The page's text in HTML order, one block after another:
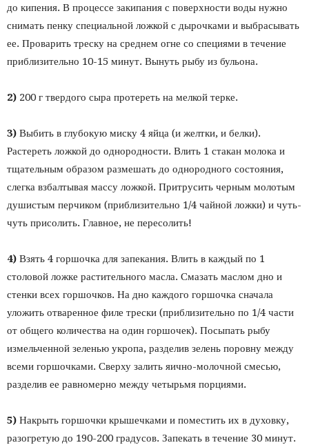
до кипения. В процессе закипания с поверхности воды нужно
снимать пенку специальной ложкой с дырочками и выбрасывать
ее. Проварить треску на среднем огне со специями в течение
приблизительно 10-15 минут. Вынуть рыбу из бульона.
2) 200 г твердого сыра протереть на мелкой терке.
3) Выбить в глубокую миску 4 яйца (и желтки, и белки).
Растереть ложкой до однородности. Влить 1 стакан молока и
тщательным образом размешать до однородного состояния,
слегка взбалтывая массу ложкой. Притрусить черным молотым
душистым перчиком (приблизительно 1/4 чайной ложки) и чуть-
чуть присолить. Главное, не пересолить!
4) Взять 4 горшочка для запекания. Влить в каждый по 1
столовой ложке растительного масла. Смазать маслом дно и
стенки всех горшочков. На дно каждого горшочка сначала
уложить отваренное филе трески (приблизительно по 1/4 части
от общего количества на один горшочек). Посыпать рыбу
измельченной зеленью укропа, разделив зелень поровну между
всеми горшочками. Сверху залить яично-молочной смесью,
разделив ее равномерно между четырьмя порциями.
5) Накрыть горшочки крышечками и поместить их в духовку,
разогретую до 190-200 градусов. Запекать в течение 30 минут.